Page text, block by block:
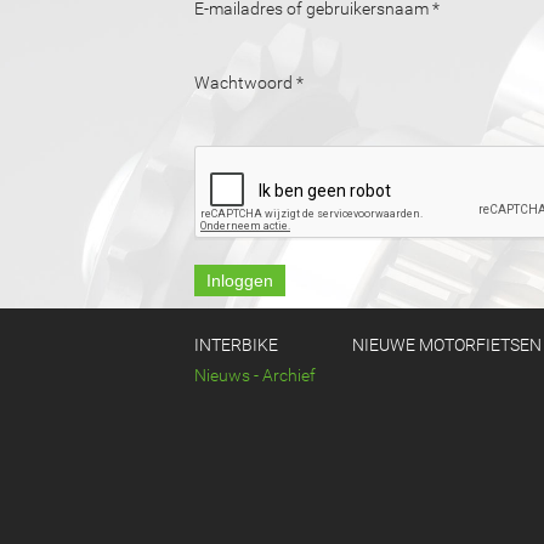
E-mailadres of gebruikersnaam*
Wachtwoord *
INTERBIKE
Nieuws - Archief
NIEUWE MOTORFIETSEN